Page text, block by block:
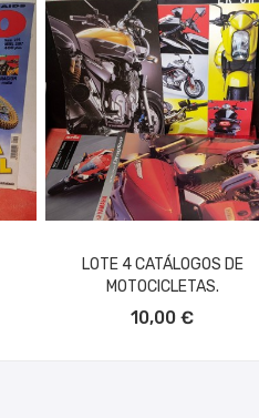
LOTE 4 CATÁLOGOS DE
MOTOCICLETAS.
10,00 €